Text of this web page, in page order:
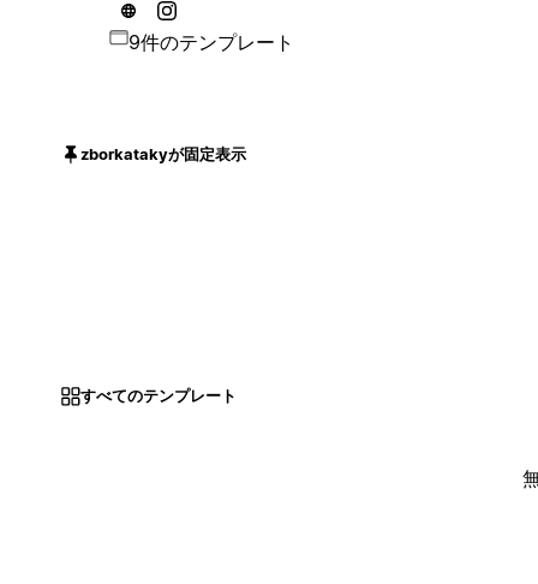
9件のテンプレート
zborkatakyが固定表示
すべてのテンプレート